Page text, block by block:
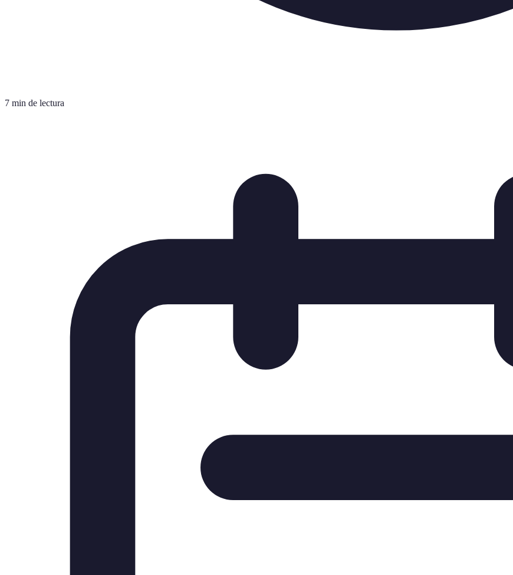
7 min de lectura